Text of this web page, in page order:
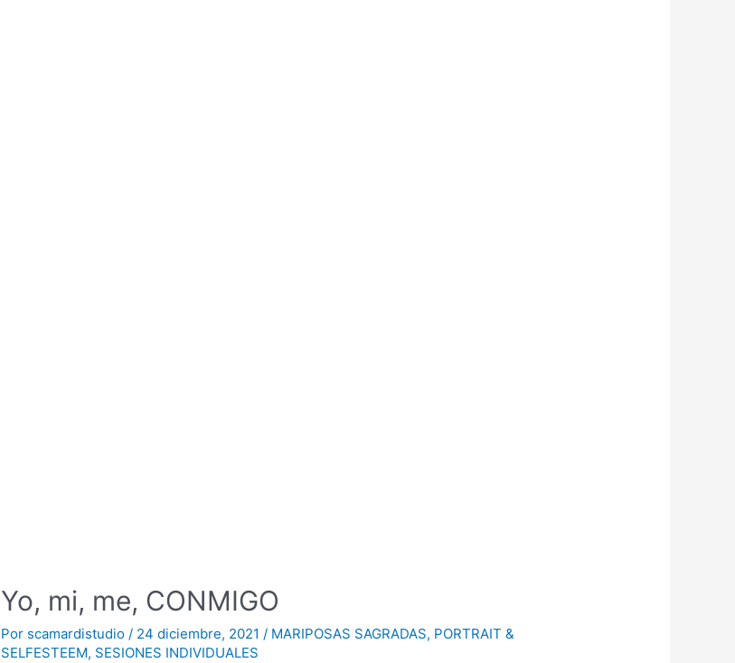
Yo, mi, me, CONMIGO
Por scamardistudio/ 24 diciembre, 2021/ MARIPOSAS SAGRADAS, PORTRAIT &
SELFESTEEM, SESIONES INDIVIDUALES